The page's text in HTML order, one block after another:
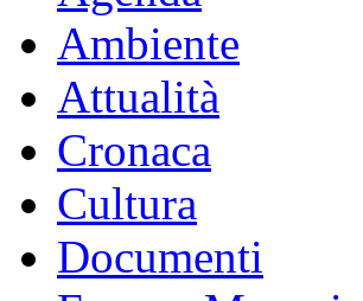
Ambiente
Attualità
Cronaca
Cultura
Documenti